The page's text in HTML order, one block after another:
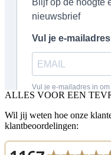
ALLES VOOR EEN
Wil jij weten hoe onze
klantbeoordelingen: